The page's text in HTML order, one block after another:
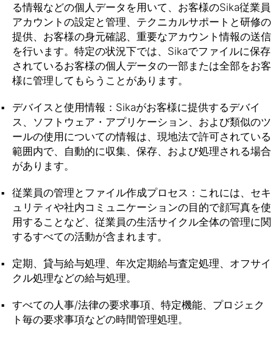
る情報などの個人データを用いて、お客様のSika従業員
アカウントの設定と管理、テクニカルサポートと研修の
提供、お客様の身元確認、重要なアカウント情報の送信
を行います。特定の状況下では、Sikaでファイルに保存
されているお客様の個人データの一部または全部をお客
様に管理してもらうことがあります。
デバイスと使用情報：Sikaがお客様に提供するデバイ
ス、ソフトウェア・アプリケーション、および類似のツ
ールの使用についての情報は、現地法で許可されている
範囲内で、自動的に収集、保存、および処理される場合
があります。
従業員の管理とファイル作成プロセス：これには、セキ
ュリティや社内コミュニケーションの目的で顔写真を使
用することなど、従業員の生活サイクル全体の管理に関
するすべての活動が含まれます。
定期、貸与給与処理、年次定期給与査定処理、オフサイ
クル処理などの給与処理。
すべての人事/法律の要求事項、特定機能、プロジェク
ト毎の要求事項などの時間管理処理。